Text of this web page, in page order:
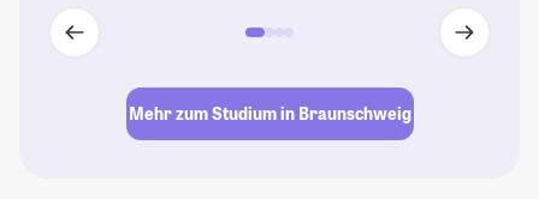
Mehr zum Studium in Braunschweig